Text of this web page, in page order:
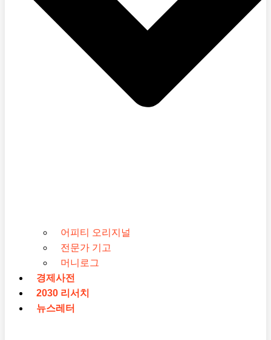
어피티 오리지널
전문가 기고
머니로그
경제사전
2030 리서치
뉴스레터